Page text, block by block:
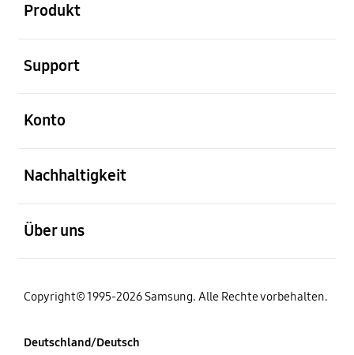
Produkt
Support
Konto
Nachhaltigkeit
Über uns
Copyright© 1995-2026 Samsung. Alle Rechte vorbehalten.
Deutschland/Deutsch